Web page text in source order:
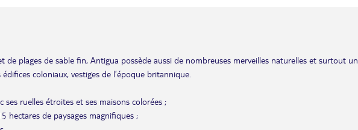
de plages de sable fin, Antigua possède aussi de nombreuses merveilles naturelles et surtout un
coloniaux, vestiges de l’époque britannique.
ses ruelles étroites et ses maisons colorées ;
hectares de paysages magnifiques ;